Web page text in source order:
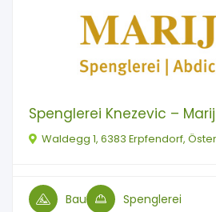
Spenglerei Knezevic –
Waldegg 1, 6383 Erpfendorf,
Bau Spenglerei